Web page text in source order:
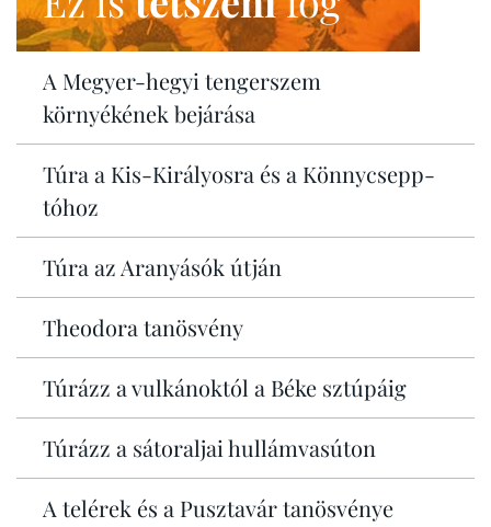
A Megyer-hegyi tengerszem
környékének bejárása
Túra a Kis-Királyosra és a Könnycsepp-
tóhoz
Túra az Aranyásók útján
Theodora tanösvény
Túrázz a vulkánoktól a Béke sztúpáig
Túrázz a sátoraljai hullámvasúton
A telérek és a Pusztavár tanösvénye